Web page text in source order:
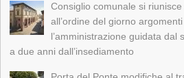
Consiglio comunale si
all’ordine del giorno
l’amministrazione guidata dal
a due anni dall’insediamento